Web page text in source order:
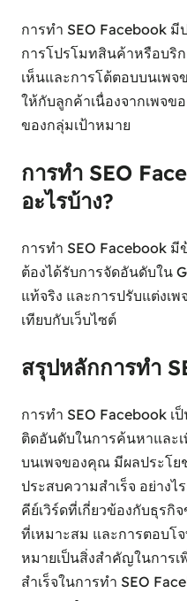
การทำ SEO Facebook
การโปรโมทสินค้าหรือบริ
เห็นและการโต้ตอบบนเพ
ให้กับลูกค้าเนื่องจากเพจ
ของกลุ่มเป้าหมาย
การทำ SEO
อะไรบ้าง?
การทำ SEO Facebook มี
ต้องได้รับการจัดอันดับใน
แท้จริง และการปรับแต่งเ
เทียบกับเว็บไซต์
สรุปหลักการทำ
การทำ SEO Facebook
ติดอันดับในการค้นหาและ
บนเพจของคุณ มีผลประโย
ประสบความสำเร็จ อย่าง
คีย์เวิร์ดที่เกี่ยวข้องกับธุร
ที่เหมาะสม และการตอบโ
หมายเป็นสิ่งสำคัญในการ
สำเร็จในการทำ SEO